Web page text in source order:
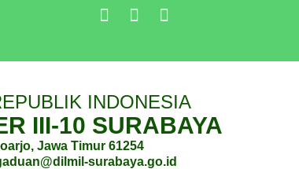
INDONESIA
III-10 SURABAYA
Jawa Timur 61254
surabaya.go.id